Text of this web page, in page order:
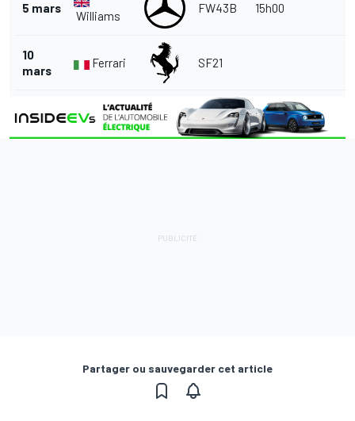
5 mars
Williams
FW43B 15h00
10
mars
Ferrari SF21
Partager ou sauvegarder cet article